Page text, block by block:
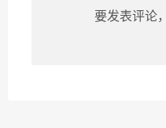
要发表评论